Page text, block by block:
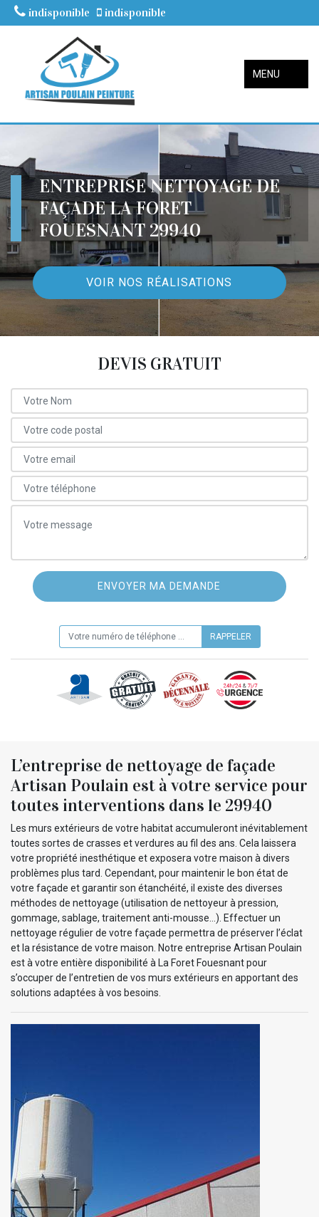
indisponible indisponible
MENU
ENTREPRISE NETTOYAGE DE
FAÇADE LA FORET
FOUESNANT 29940
VOIR NOS RÉALISATIONS
DEVIS GRATUIT
L’entreprise de nettoyage de façade
Artisan Poulain est à votre service pour
toutes interventions dans le 29940
Les murs extérieurs de votre habitat accumuleront inévitablement
toutes sortes de crasses et verdures au fil des ans. Cela laissera
votre propriété inesthétique et exposera votre maison à divers
problèmes plus tard. Cependant, pour maintenir le bon état de
votre façade et garantir son étanchéité, il existe des diverses
méthodes de nettoyage (utilisation de nettoyeur à pression,
gommage, sablage, traitement anti-mousse…). Effectuer un
nettoyage régulier de votre façade permettra de préserver l’éclat
et la résistance de votre maison. Notre entreprise Artisan Poulain
est à votre entière disponibilité à La Foret Fouesnant pour
s’occuper de l’entretien de vos murs extérieurs en apportant des
solutions adaptées à vos besoins.